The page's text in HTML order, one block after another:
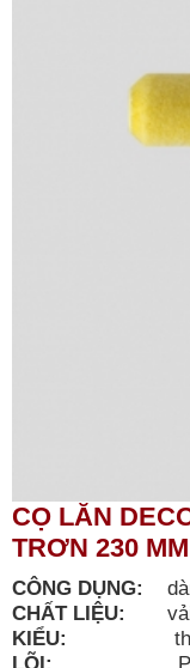
CỌ LĂN
TRƠN 230
CÔNG DỤNG:
CHẤT LIỆU:
KIỂU: